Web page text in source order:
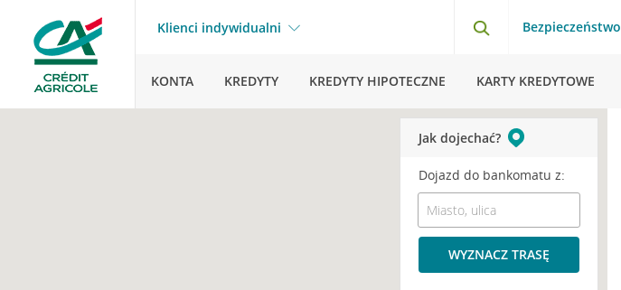
Klienci indywidualni Bezpieczeństwo
KONTA KREDYTY KREDYTY HIPOTECZNE KARTY KREDYTOWE
Jak dojechać?
Dojazd do bankomatu z:
WYZNACZ TRASĘ